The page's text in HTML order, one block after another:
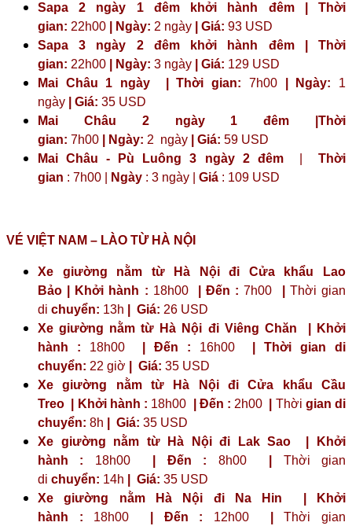
Sapa 2 ngày 1 đêm khởi hành đêm | Thời
gian: 22h00 | Ngày: 2 ngày | Giá: 93 USD
Sapa 3 ngày 2 đêm khởi hành đêm | Thời
gian: 22h00 | Ngày: 3 ngày | Giá: 129 USD
Mai Châu 1 ngày | Thời gian: 7h00 | Ngày: 1
ngày
| Giá: 35 USD
Mai Châu 2 ngày 1 đêm |Thời
gian: 7h00 | Ngày: 2 ngày Giá: 59 USD
Mai Châu - Pù Luông 3 ngày 2 đêm
Thời
gian : 7h00 | Ngày : 3 ngày | Giá : 109 USD
VÉ VIỆT NAM – LÀO TỪ HÀ NỘI
Xe giường nằm từ Hà Nội đi Cửa khẩu Lao
Bảo | Khởi hành : 18h00| Đến : 7h00
Thời gian
di chuyển: 13h Giá: 26 USD
Xe giường nằm từ Hà Nội đi Viêng Chăn | Khởi
hành : 18h00 | Đến : 16h00 | Thời gian di
chuyển: 22 giờ | Giá: 35 USD
Xe giường nằm từ Hà Nội đi Cửa khẩu Cầu
Treo | Khởi hành : 18h00 | Đến : 2h00 Thời gian di
chuyển: 8h Giá: 35 USD
Xe giường nằm từ Hà Nội đi Lak Sao | Khởi
hành : 18h00| Đến : 8h00| Thời gian
di chuyển: 14h Giá: 35 USD
Xe giường nằm Hà Nội đi Na Hin | Khởi
hành : 18h00 | Đến : 12h00|Thời gian